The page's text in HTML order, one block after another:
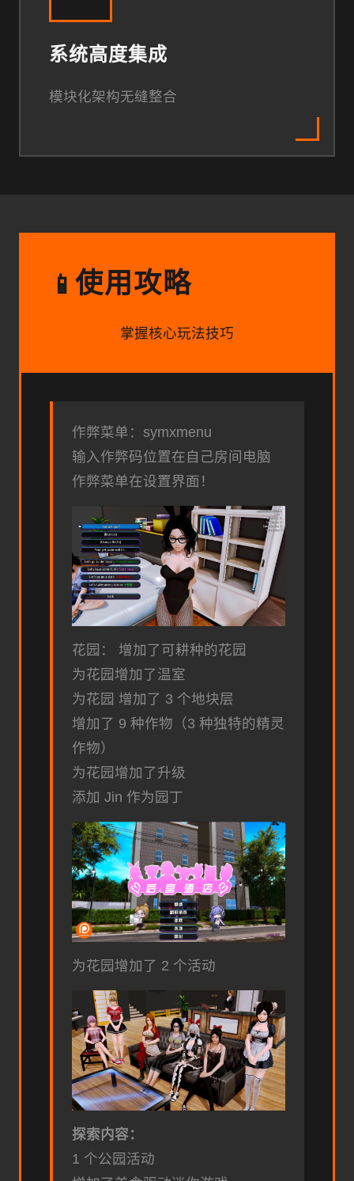
系统高度集成
模块化架构无缝整合
📱 使用攻略
掌握核心玩法技巧
作弊菜单：symxmenu
输入作弊码位置在自己房间电脑
作弊菜单在设置界面！
花园： 增加了可耕种的花园
为花园增加了温室
为花园 增加了 3 个地块层
增加了 9 种作物（3 种独特的精灵
作物）
为花园增加了升级
添加 Jin 作为园丁
为花园增加了 2 个活动
探索内容：
1 个公园活动